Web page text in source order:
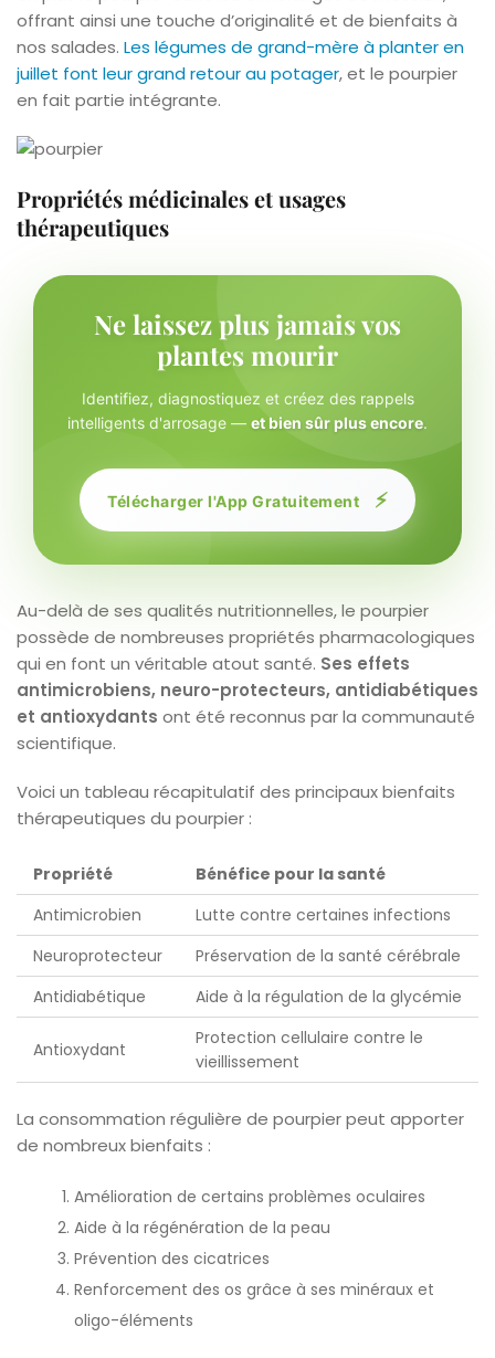
offrant ainsi une touche d’originalité et de bienfaits à
nos salades. Les légumes de grand-mère à planter en
juillet font leur grand retour au potager, et le pourpier
en fait partie intégrante.
Propriétés médicinales et usages
thérapeutiques
Ne laissez plus jamais vos
plantes mourir
Identifiez, diagnostiquez et créez des rappels
intelligents d'arrosage — et bien sûr plus encore.
Télécharger l'App Gratuitement ⚡
Au-delà de ses qualités nutritionnelles, le pourpier
possède de nombreuses propriétés pharmacologiques
qui en font un véritable atout santé. Ses effets
antimicrobiens, neuro-protecteurs, antidiabétiques
et antioxydants ont été reconnus par la communauté
scientifique.
Voici un tableau récapitulatif des principaux bienfaits
thérapeutiques du pourpier :
Propriété
Bénéfice pour la santé
Antimicrobien
Lutte contre certaines infections
Neuroprotecteur
Préservation de la santé cérébrale
Antidiabétique
Aide à la régulation de la glycémie
Antioxydant
Protection cellulaire contre le
vieillissement
La consommation régulière de pourpier peut apporter
de nombreux bienfaits :
Amélioration de certains problèmes oculaires
Aide à la régénération de la peau
Prévention des cicatrices
Renforcement des os grâce à ses minéraux et
oligo-éléments